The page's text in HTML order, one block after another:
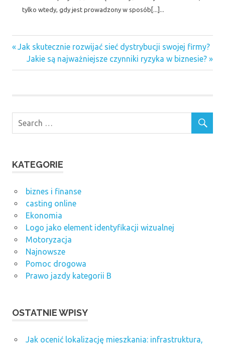
tylko wtedy, gdy jest prowadzony w sposób[...]...
Nawigacja
wpisu
Previous
Post:
Jak skutecznie rozwijać sieć dystrybucji swojej firmy?
Next
Post:
Jakie są najważniejsze czynniki ryzyka w biznesie?
KATEGORIE
biznes i finanse
casting online
Ekonomia
Logo jako element identyfikacji wizualnej
Motoryzacja
Najnowsze
Pomoc drogowa
Prawo jazdy kategorii B
OSTATNIE WPISY
Jak ocenić lokalizację mieszkania: infrastruktura,